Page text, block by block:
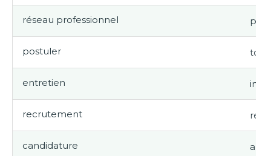
réseau professionnel
postuler to
entretien
recrutement
candidature